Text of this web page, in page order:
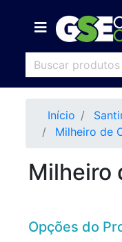
Início
Milheiro de
Milheiro
Opções do